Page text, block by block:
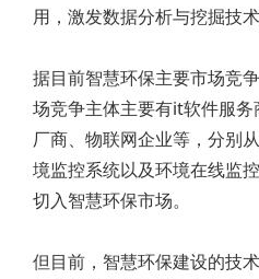
用，激发数据分析与挖掘技
据目前智慧环保主要市场竞
场竞争主体主要有it软件服
厂商、物联网企业等，分别
境监控系统以及环境在线监
切入智慧环保市场。
但目前，智慧环保建设的技